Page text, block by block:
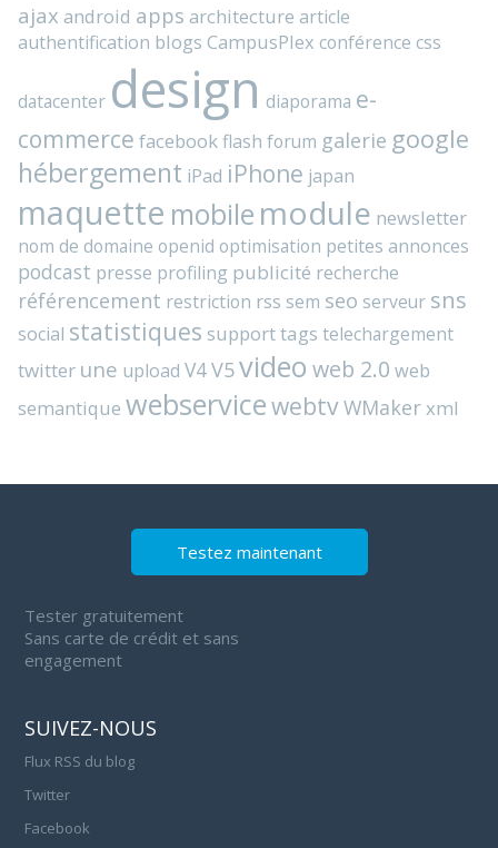
ajax android apps architecture article
authentification blogs CampusPlex conférence css
datacenter design diaporama e-
commerce facebookflash forum galerie google
hébergement iPad iPhone japan
maquette mobile module newsletter
nom de domaine openid optimisation petites annonces
podcast presse profiling publicité recherche
référencement restriction rss sem seo serveur sns
social statistiques supporttags telechargement
twitter une upload V4V5video web 2.0 web
semantique webservicewebtvWMakerxml
Testez maintenant
Tester gratuitement
Sans carte de crédit et sans
engagement
SUIVEZ-NOUS
Flux RSS du blog
Twitter
Facebook